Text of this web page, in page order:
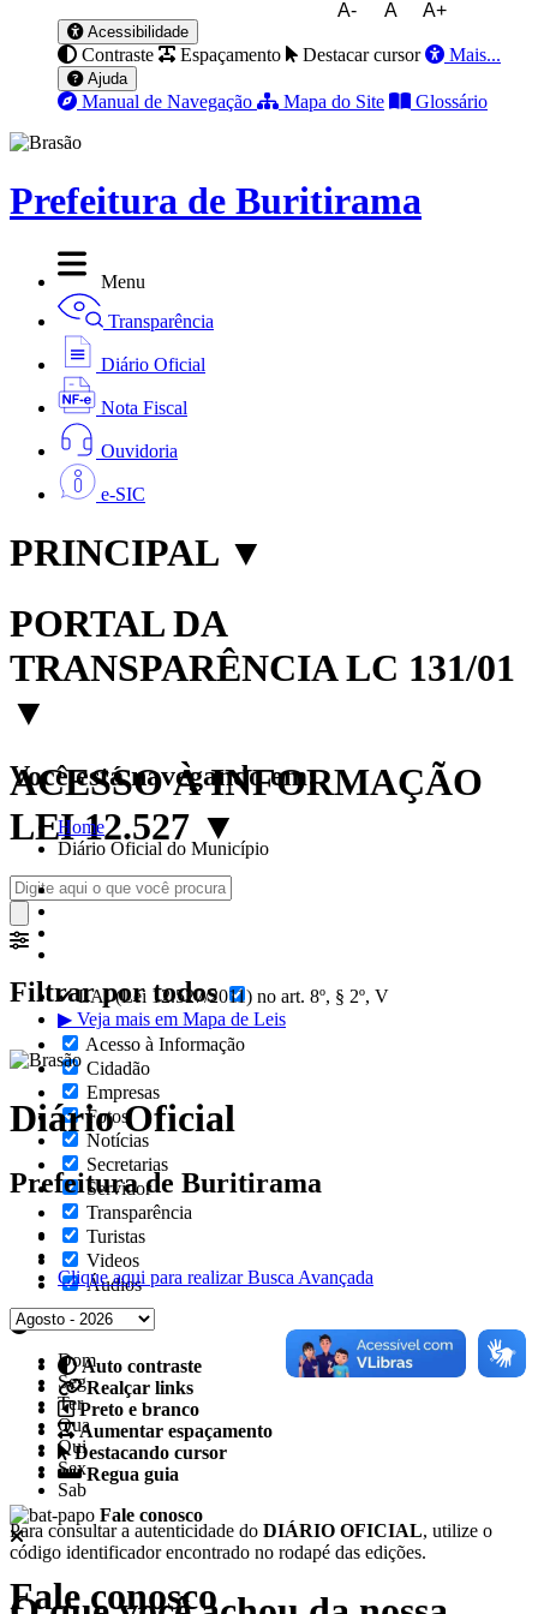
A- A A+
Acessibilidade
Contraste Espaçamento Destacar cursor Mais...
Ajuda
Manual de Navegação Mapa do Site Glossário
Prefeitura de Buritirama
Menu
Transparência
Diário Oficial
Nota Fiscal
Ouvidoria
e-SIC
PRINCIPAL ▼
PORTAL DA
TRANSPARÊNCIA LC 131/01
▼
ACESSO À INFORMAÇÃO
LEI 12.527 ▼
Filtrar por todos
Acesso à Informação
Cidadão
Empresas
Fotos
Notícias
Secretarias
Servidor
Transparência
Turistas
Videos
Áudios
Auto contraste
Realçar links
Preto e branco
Aumentar espaçamento
Destacando cursor
Regua guia
Fale conosco
Fale conosco
Você está navegando em:
Home
Diário Oficial do Município
✔ LAI (Lei 12.527/2011) no art. 8º, § 2º, V
▶ Veja mais em Mapa de Leis
Diário Oficial
Prefeitura de Buritirama
Clique aqui para realizar Busca Avançada
Dom
Seg
Ter
Qua
Qui
Sex
Sab
Para consultar a autenticidade do DIÁRIO OFICIAL, utilize o
código identificador encontrado no rodapé das edições.